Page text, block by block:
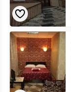
«Сова»
мини-
отель
в
центре